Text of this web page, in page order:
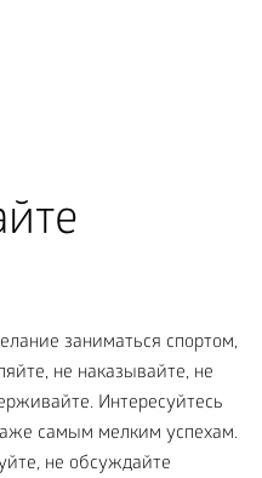
заниматься спортом,
не наказывайте, не
Интересуйтесь
самым мелким успехам.
не обсуждайте